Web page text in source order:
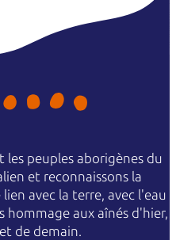
les peuples aborigènes du
et reconnaissons la
avec la terre, avec l'eau
hommage aux aînés d'hier,
de demain.